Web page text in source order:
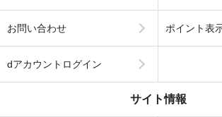
お問い合わせ ポイント表
dアカウントログイン
サイト情報